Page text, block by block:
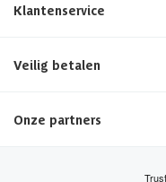
Klantenservice
Veilig betalen
Onze partners